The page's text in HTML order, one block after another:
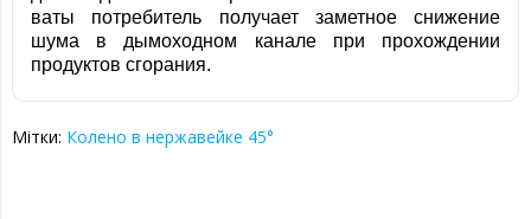
ваты потребитель получает заметное снижение
шума в дымоходном канале при прохождении
продуктов сгорания.
Мітки: Колено в нержавейке 45°